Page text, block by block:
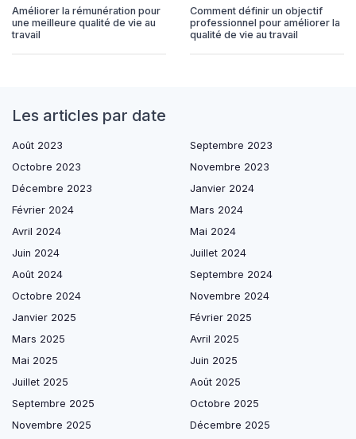
Améliorer la rémunération pour
une meilleure qualité de vie au
travail
Comment définir un objectif
professionnel pour améliorer la
qualité de vie au travail
Les articles par date
Août 2023
Septembre 2023
Octobre 2023
Novembre 2023
Décembre 2023
Janvier 2024
Février 2024
Mars 2024
Avril 2024
Mai 2024
Juin 2024
Juillet 2024
Août 2024
Septembre 2024
Octobre 2024
Novembre 2024
Janvier 2025
Février 2025
Mars 2025
Avril 2025
Mai 2025
Juin 2025
Juillet 2025
Août 2025
Septembre 2025
Octobre 2025
Novembre 2025
Décembre 2025